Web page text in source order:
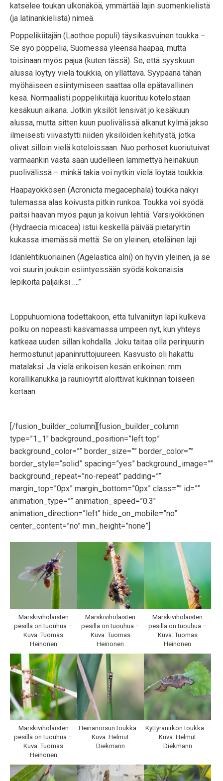
katselee toukan ulkonäköä, ymmärtää lajin suomenkielistä
(ja latinankielistä) nimeä.
Poppelikiitäjän (Laothoe populi) täysikasvuinen toukka –
Se syö poppelia, Suomessa yleensä haapaa, mutta
toisinaan myös pajua (kuten tässä). Se, että syyskuun
alussa löytyy vielä toukkia, on yllättävä. Syypäänä tähän
myöhäiseen esiintymiseen saattaa olla epätavallinen
kesä. Normaalisti poppelikiitäjä kuorituu kotelostaan
kesäkuun aikana. Jotkin yksilöt lensivät jo kesäkuun
alussa, mutta sitten kuun puolivälissä alkanut kylmä jakso
ilmeisesti viivästytti niiden yksilöiden kehitystä, jotka
olivat silloin vielä koteloissaan. Nuo perhoset kuoriutuivat
varmaankin vasta sään uudelleen lämmettyä heinäkuun
puolivälissä – minkä takia voi nytkin vielä löytää toukkia.
Haapayökkösen (Acronicta megacephala) toukka näkyi
tulemassa alas koivusta pitkin runkoa. Toukka voi syödä
paitsi haavan myös pajun ja koivun lehtiä. Varsiyökkönen
(Hydraecia micacea) istui keskellä päivää pietaryrtin
kukassa imemässä mettä. Se on yleinen, eteläinen laji
Idänlehtikuoriainen (Agelastica alni) on hyvin yleinen, ja se
voi suurin joukoin esiintyessään syödä kokonaisia
lepikoita paljaiksi ….”
Loppuhuomiona todettakoon, että tulvaniityn läpi kulkeva
polku on nopeasti kasvamassa umpeen nyt, kun yhteys
katkeaa uuden sillan kohdalla. Joku taitaa olla perinjuurin
hermostunut japaninruttojuureen. Kasvusto oli hakattu
matalaksi. Ja vielä erikoisen kesän erikoinen: mm.
korallikanukka ja raunioyrtit aloittivat kukinnan toiseen
kertaan.
[/fusion_builder_column][fusion_builder_column
type=”1_1″ background_position=”left top”
background_color=”” border_size=”” border_color=””
border_style=”solid” spacing=”yes” background_image=””
background_repeat=”no-repeat” padding=””
margin_top=”0px” margin_bottom=”0px” class=”” id=””
animation_type=”” animation_speed=”0.3″
animation_direction=”left” hide_on_mobile=”no”
center_content=”no” min_height=”none”]
Marskiviholaisten
pesillä on tuouhua –
Kuva: Tuomas
Heinonen
Marskiviholaisten
pesillä on tuouhua –
Kuva: Tuomas
Heinonen
Marskiviholaisten
pesillä on tuouhua –
Kuva: Tuomas
Heinonen
Marskiviholaisten
pesillä on tuouhua –
Kuva: Tuomas
Heinonen
Heinanorsun toukka –
Kuva: Helmut
Diekmann
Kyttyränirkon toukka –
Kuva: Helmut
Diekmann